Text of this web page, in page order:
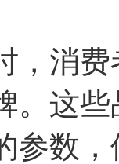
，消
。这
参数